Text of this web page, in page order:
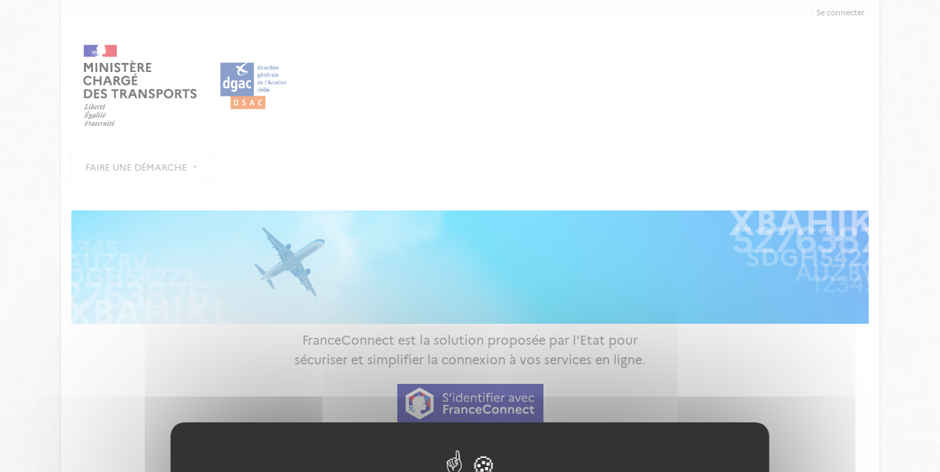
Se connecter
FAIRE UNE DÉMARCHE
FranceConnect est la solution proposée par l'Etat pour
sécuriser et simplifier la connexion à vos services en ligne.
ou